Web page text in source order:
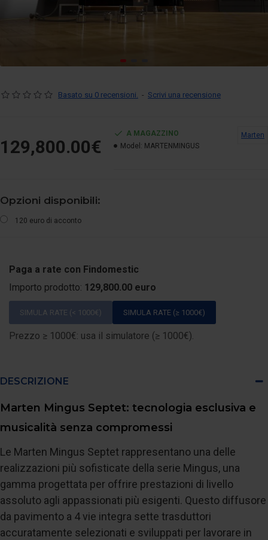
Basato su 0 recensioni. - Scrivi una recensione
129,800.00€
A MAGAZZINO
Model: MARTENMINGUS
Marten
Opzioni disponibili:
120 euro di acconto
Paga a rate con Findomestic
Importo prodotto: 129,800.00 euro
SIMULA RATE (< 1000€) SIMULA RATE (≥ 1000€)
Prezzo ≥ 1000€: usa il simulatore (≥ 1000€).
DESCRIZIONE
Marten Mingus Septet: tecnologia esclusiva e
musicalità senza compromessi
Le Marten Mingus Septet rappresentano una delle
realizzazioni più sofisticate della serie Mingus, una
gamma progettata per offrire prestazioni di livello
assoluto agli appassionati più esigenti. Questo diffusore
da pavimento a 4 vie integra sette trasduttori
accuratamente selezionati e sviluppati per lavorare in